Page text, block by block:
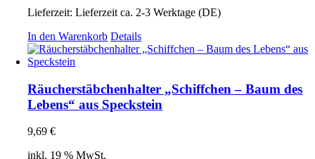
Lieferzeit:Lieferzeit ca. 2-3 Werktage (DE)
In den Warenkorb Details
Räucherstäbchenhalter „Schiffchen – Baum des
Lebens“ aus Speckstein
9,69€
inkl. 19 % MwSt.